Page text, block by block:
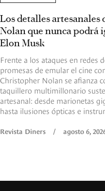
Los detalles artesanales
Nolan que nunca podrá
Elon Musk
Frente a los ataques en redes
promesas de emular el cine
Christopher Nolan se afianza
taquillero multimillonario
artesanal: desde marionetas
hasta ilusiones ópticas e
Revista Diners / agosto 6,